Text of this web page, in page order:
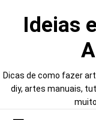
Ideias
Dicas de como fazer
diy, artes manuais,